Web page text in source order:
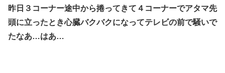
昨日３コーナー途中から捲ってきて４コーナーでアタマ先
頭に立ったとき心臓バクバクになってテレビの前で騒いで
たなあ…はあ…